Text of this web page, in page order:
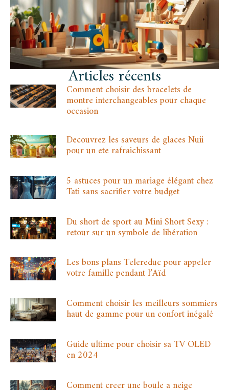
Articles récents
Comment choisir des bracelets de
montre interchangeables pour chaque
occasion
Decouvrez les saveurs de glaces Nuii
pour un ete rafraichissant
5 astuces pour un mariage élégant chez
Tati sans sacrifier votre budget
Du short de sport au Mini Short Sexy :
retour sur un symbole de libération
Les bons plans Telereduc pour appeler
votre famille pendant l’Aïd
Comment choisir les meilleurs sommiers
haut de gamme pour un confort inégalé
Guide ultime pour choisir sa TV OLED
en 2024
Comment creer une boule a neige